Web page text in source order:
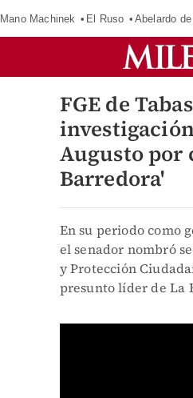
Mano Machinek El Ruso Abelardo
FGE de
Augusto por
Barredora'
En su periodo como
el senador nombró
y Protección
presunto líder de La